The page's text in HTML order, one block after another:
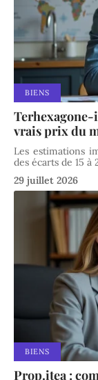
BIENS
vrais prix du
Les estimations
des écarts de 15 à
29 juillet 2026
BIENS
Prop.itea :